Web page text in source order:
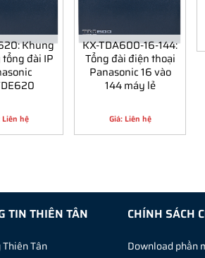
Khung
đài IP
Liên hệ
KX-TDA600-16-144:
Tổng đài điện thoại
Panasonic 16 vào
144 máy lẻ
Giá: Liên hệ
TIN THIÊN TÂN
Thiên Tân
CHÍNH SÁCH
Download phần